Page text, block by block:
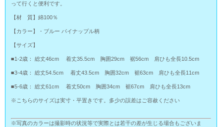
って行くと便利です。
【材 質】綿100％
【カラー】・ブルー パイナップル柄
【サイズ】
■1-2歳： 総丈46cm 着丈35.5cm 胸囲29cm 裾56cm 肩ひも全長10.5cm
■3-4歳： 総丈54.5cm 着丈43.5cm 胸囲32cm 裾63cm 肩ひも全長11cm
■5-6歳： 総丈61cm 着丈50cm 胸囲34cm 裾67cm 肩ひも全長13cm
※こちらのサイズは実寸・平置きです。多少の誤差はご容赦ください
※写真のカラーは撮影時の状況等で実際とは若干の差が生じる場合もございま